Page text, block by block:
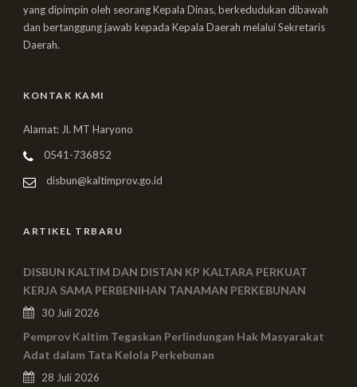
yang dipimpin oleh seorang Kepala Dinas, berkedudukan dibawah
dan bertanggung jawab kepada Kepala Daerah melalui Sekretaris
Daerah.
KONTAK KAMI
Alamat: Jl. MT Haryono
0541-736852
disbun@kaltimprov.go.id
ARTIKEL TRBARU
DISBUN KALTIM DAN DISTAN KP KALTARA PERKUAT
KERJA SAMA PERBENIHAN TANAMAN PERKEBUNAN
30 Juli 2026
Pemprov Kaltim Tegaskan Perlindungan Hak Masyarakat
Adat dalam Tata Kelola Perkebunan
28 Juli 2026